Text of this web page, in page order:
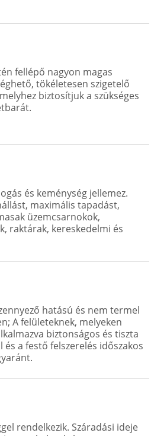
fellépő nagyon magas
tökéletesen szigetelő
biztosítjuk a szükséges
és keménység jellemez.
maximális tapadást,
üzemcsarnokok,
raktárak, kereskedelmi és
hatású és nem termel
A felületeknek, melyeken
biztonságos és tiszta
a festő felszerelés időszakos
rendelkezik. Száradási ideje